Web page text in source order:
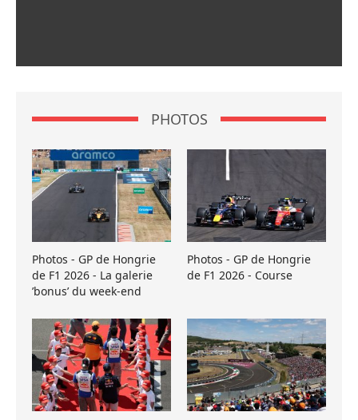
PHOTOS
Photos - GP de Hongrie
de F1 2026 - La galerie
’bonus’ du week-end
Photos - GP de Hongrie
de F1 2026 - Course